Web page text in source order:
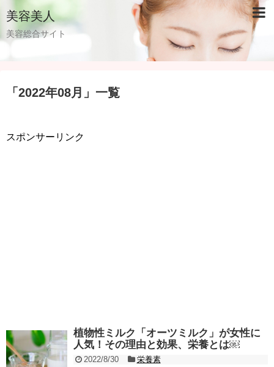
美容美人
美容総合サイト
「 2022年08月 」 一覧
スポンサーリンク
植物性ミルク「オーツミルク」が女性に
人気！その理由と効果、栄養とは￼
2022/8/30
栄養素